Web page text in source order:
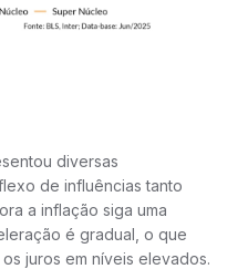
diversas
de influências tanto
a inflação siga uma
é gradual, o que
juros em níveis elevados.